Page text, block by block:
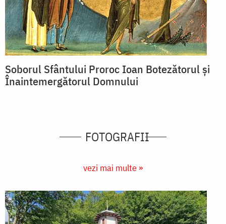
Soborul Sfântului Proroc Ioan Botezătorul și
Înaintemergătorul Domnului
FOTOGRAFII
vezi mai multe »